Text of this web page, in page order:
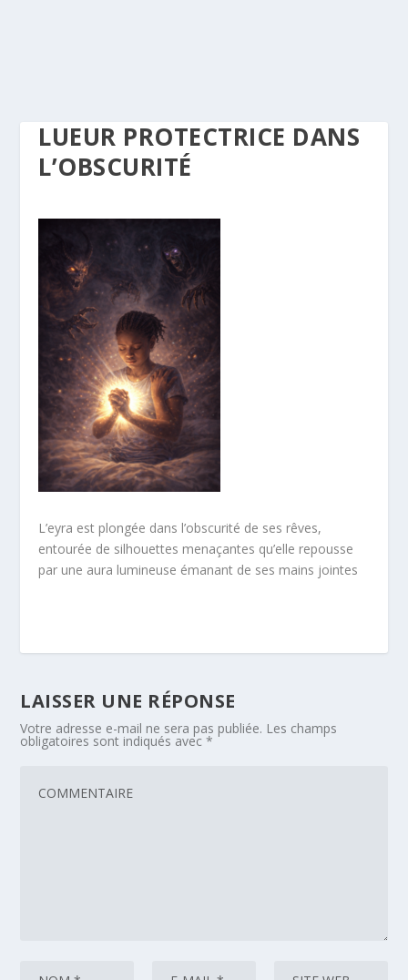
LUEUR PROTECTRICE DANS
L’OBSCURITÉ
L’eyra est plongée dans l’obscurité de ses rêves,
entourée de silhouettes menaçantes qu’elle repousse
par une aura lumineuse émanant de ses mains jointes
LAISSER UNE RÉPONSE
Votre adresse e-mail ne sera pas publiée. Les champs
obligatoires sont indiqués avec*